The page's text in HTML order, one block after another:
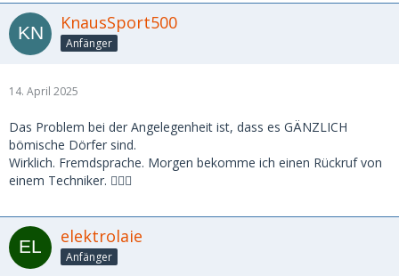
KnausSport500
Anfänger
14. April 2025
Das Problem bei der Angelegenheit ist, dass es GÄNZLICH
bömische Dörfer sind.
Wirklich. Fremdsprache. Morgen bekomme ich einen Rückruf von
einem Techniker. 🤷🏼‍♂️
elektrolaie
Anfänger